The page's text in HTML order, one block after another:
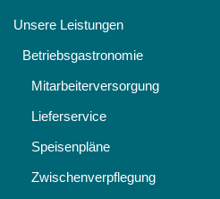
Unsere Leistungen
Betriebsgastronomie
Mitarbeiterversorgung
Lieferservice
Speisenpläne
Zwischenverpflegung